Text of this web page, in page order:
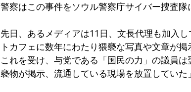
警察はこの事件をソウル警察庁サイバー捜査隊
先日、あるメディアは11日、文長代理も加入
トカフェに数年にわたり猥褻な写真や文章が掲
これを受け、与党である「国民の力」の議員
褻物が掲示、流通している現場を放置していた